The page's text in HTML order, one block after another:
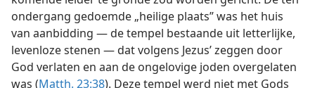
ondergang gedoemde „heilige plaats” was het huis
van aanbidding — de tempel bestaande uit letterlijke,
levenloze stenen — dat volgens Jezus’ zeggen door
God verlaten en aan de ongelovige joden overgelaten
was (Matth. 23:38). Deze tempel werd niet met Gods